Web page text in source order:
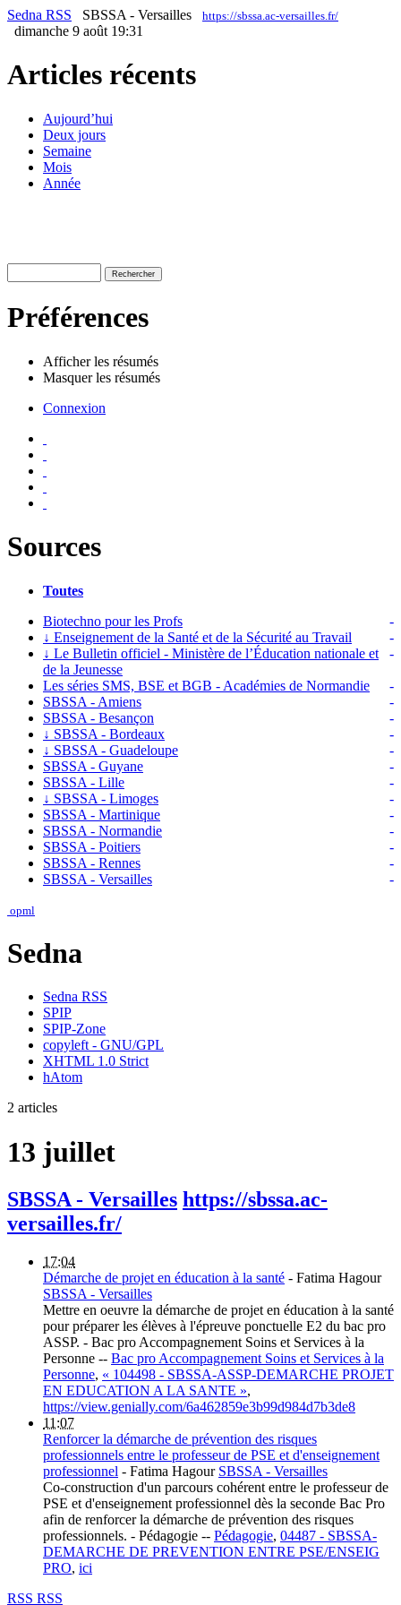
Sedna RSS SBSSA - Versailles https://sbssa.ac-versailles.fr/
dimanche 9 août 19:31
Articles récents
Aujourd’hui
Deux jours
Semaine
Mois
Année
Préférences
Afficher les résumés
Masquer les résumés
Connexion
Sources
Toutes
-
Biotechno pour les Profs
-
↓ Enseignement de la Santé et de la Sécurité au Travail
-
↓ Le Bulletin officiel - Ministère de l’Éducation nationale et
de la Jeunesse
-
Les séries SMS, BSE et BGB - Académies de Normandie
-
SBSSA - Amiens
-
SBSSA - Besançon
-
↓ SBSSA - Bordeaux
-
↓ SBSSA - Guadeloupe
-
SBSSA - Guyane
-
SBSSA - Lille
-
↓ SBSSA - Limoges
-
SBSSA - Martinique
-
SBSSA - Normandie
-
SBSSA - Poitiers
-
SBSSA - Rennes
-
SBSSA - Versailles
opml
Sedna
Sedna RSS
SPIP
SPIP-Zone
copyleft - GNU/GPL
XHTML 1.0 Strict
hAtom
2 articles
13 juillet
SBSSA - Versailles https://sbssa.ac-
versailles.fr/
17:04
Démarche de projet en éducation à la santé - Fatima Hagour
SBSSA - Versailles
Mettre en oeuvre la démarche de projet en éducation à la santé
pour préparer les élèves à l'épreuve ponctuelle E2 du bac pro
ASSP. - Bac pro Accompagnement Soins et Services à la
Personne -- Bac pro Accompagnement Soins et Services à la
Personne, « 104498 - SBSSA-ASSP-DEMARCHE PROJET
EN EDUCATION A LA SANTE »,
https://view.genially.com/6a462859e3b99d984d7b3de8
11:07
Renforcer la démarche de prévention des risques
professionnels entre le professeur de PSE et d'enseignement
professionnel - Fatima Hagour SBSSA - Versailles
Co-construction d'un parcours cohérent entre le professeur de
PSE et d'enseignement professionnel dès la seconde Bac Pro
afin de renforcer la démarche de prévention des risques
professionnels. - Pédagogie -- Pédagogie, 04487 - SBSSA-
DEMARCHE DE PREVENTION ENTRE PSE/ENSEIG
PRO, ici
RSS RSS